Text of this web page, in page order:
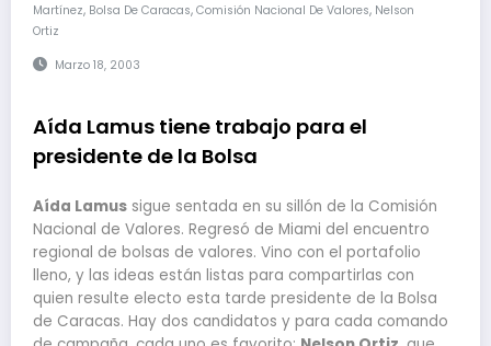
Martínez, Bolsa De Caracas, Comisión Nacional De Valores, Nelson
Ortiz
Marzo 18, 2003
Aída Lamus tiene trabajo para el
presidente de la Bolsa
Aída Lamus sigue sentada en su sillón de la Comisión
Nacional de Valores. Regresó de Miami del encuentro
regional de bolsas de valores. Vino con el portafolio
lleno, y las ideas están listas para compartirlas con
quien resulte electo esta tarde presidente de la Bolsa
de Caracas. Hay dos candidatos y para cada comando